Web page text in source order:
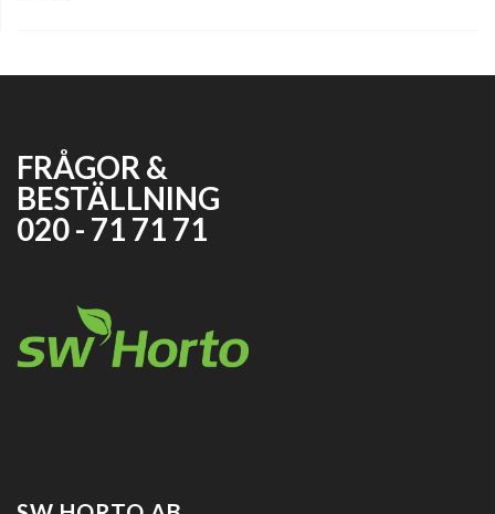
FRÅGOR &
BESTÄLLNING
020 - 71 71 71